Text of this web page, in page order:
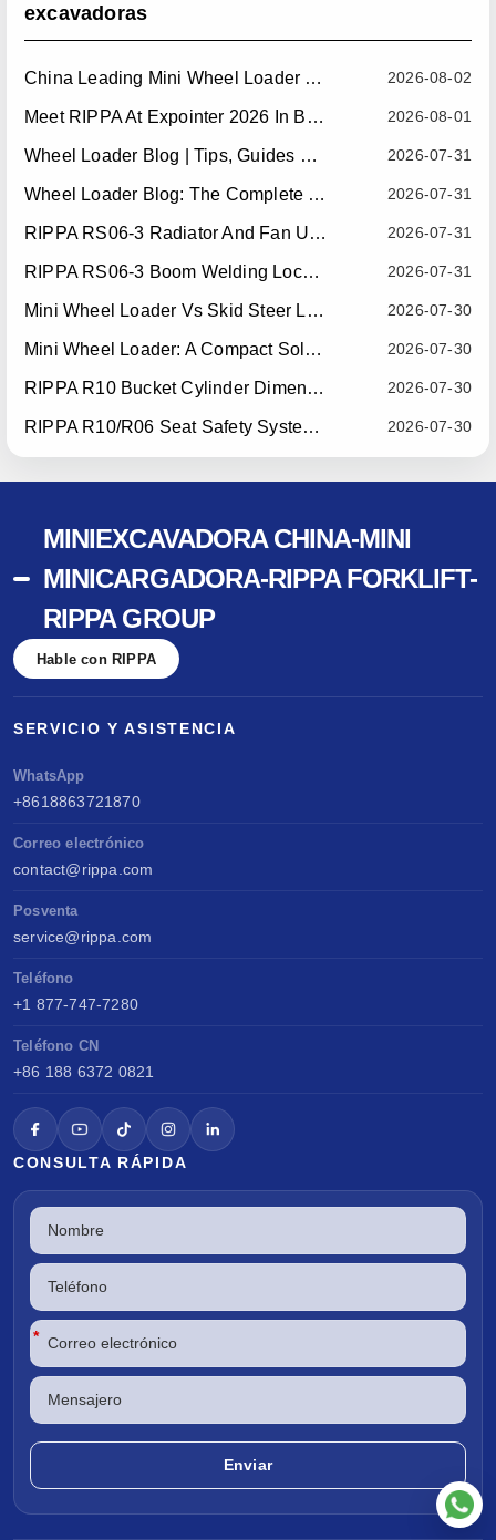
excavadoras
2026-08-02
China Leading Mini Wheel Loader Supplier: Reliable Compact Wheel Loaders For Global Markets
2026-08-01
Meet RIPPA At Expointer 2026 In Brazil
2026-07-31
Wheel Loader Blog | Tips, Guides & Attachments
2026-07-31
Wheel Loader Blog: The Complete Guide To Wheel Loaders For Construction, Agriculture, And Material Handling
2026-07-31
RIPPA RS06-3 Radiator And Fan Upgrade — Effective July 10, 2026
2026-07-31
RIPPA RS06-3 Boom Welding Locating Bar Optimization — Effective July 15, 2026
2026-07-30
Mini Wheel Loader Vs Skid Steer Loader: Which Compact Machine Is Better For Your Business?
2026-07-30
Mini Wheel Loader: A Compact Solution For Efficient Material Handling
2026-07-30
RIPPA R10 Bucket Cylinder Dimension Optimization — Effective July 15, 2026
2026-07-30
RIPPA R10/R06 Seat Safety System Upgrade — Effective July 22, 2026
MINIEXCAVADORA CHINA-MINI
MINICARGADORA-RIPPA FORKLIFT-
RIPPA GROUP
Hable con RIPPA
SERVICIO Y ASISTENCIA
WhatsApp
+8618863721870
Correo electrónico
contact@rippa.com
Posventa
service@rippa.com
Teléfono
+1 877-747-7280
Teléfono CN
+86 188 6372 0821
CONSULTA RÁPIDA
*